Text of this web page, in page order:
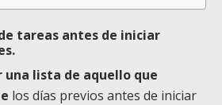
tareas antes de iniciar
una lista de aquello que
los días previos antes de iniciar